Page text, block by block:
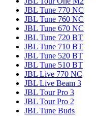
JBL Tune 770 NC
JBL Tune 760 NC
JBL Tune 670 NC
JBL Tune 720 BT
JBL Tune 710 BT
JBL Tune 520 BT
JBL Tune 510 BT
JBL Live 770 NC
JBL Live Beam 3
JBL Tour Pro 3
JBL Tour Pro 2
JBL Tune Buds